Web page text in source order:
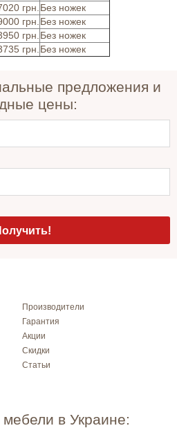
грн. Без ножек
грн. Без ножек
грн. Без ножек
грн. Без ножек
предложения и
цены:
Производители
Гарантия
Акции
Скидки
Статьи
в Украине: